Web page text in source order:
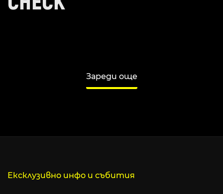
Зареди още
Ексклузивно инфо и събития